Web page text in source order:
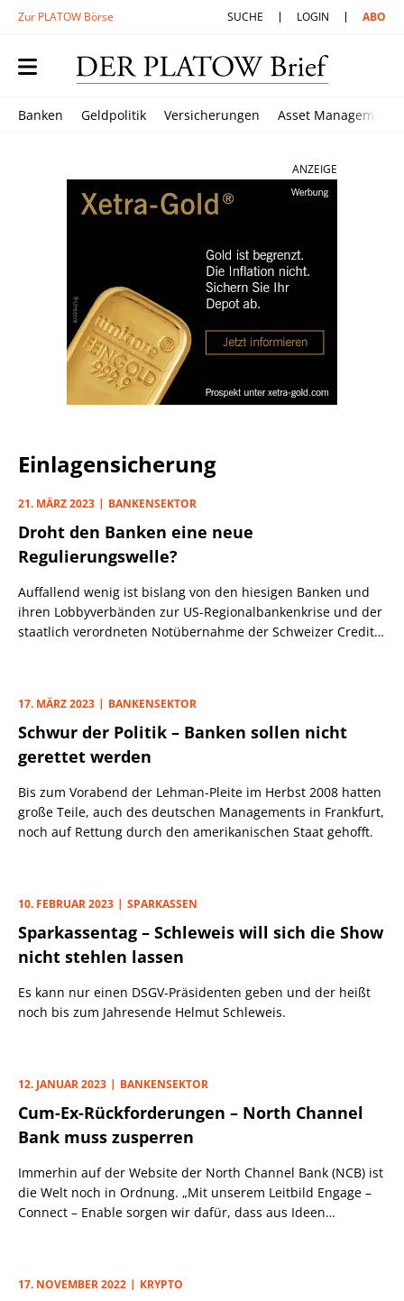
Zur PLATOW Börse SUCHE LOGIN ABO
Banken Geldpolitik Versicherungen Asset Management
ANZEIGE
Einlagensicherung
21. MÄRZ 2023 BANKENSEKTOR
Droht den Banken eine neue
Regulierungswelle?
Auffallend wenig ist bislang von den hiesigen Banken und
ihren Lobbyverbänden zur US-Regionalbankenkrise und der
staatlich verordneten Notübernahme der Schweizer Credit
17. MÄRZ 2023 BANKENSEKTOR
Schwur der Politik – Banken sollen nicht
gerettet werden
Bis zum Vorabend der Lehman-Pleite im Herbst 2008 hatten
große Teile, auch des deutschen Managements in Frankfurt,
noch auf Rettung durch den amerikanischen Staat gehofft.
10. FEBRUAR 2023 SPARKASSEN
Sparkassentag – Schleweis will sich die Show
nicht stehlen lassen
Es kann nur einen DSGV-Präsidenten geben und der heißt
noch bis zum Jahresende Helmut Schleweis.
12. JANUAR 2023 BANKENSEKTOR
Cum-Ex-Rückforderungen – North Channel
Bank muss zusperren
Immerhin auf der Website der North Channel Bank (NCB) ist
die Welt noch in Ordnung. „Mit unserem Leitbild Engage –
Connect – Enable sorgen wir dafür, dass aus Ideen
Nachdem 2009 Investoren aus den USA das ehemalige
17. NOVEMBER 2022 KRYPTO